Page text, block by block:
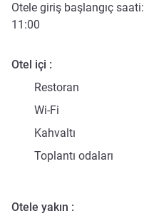
Otele giriş başlangıç saati:
11:00
Otel içi
Restoran
Wi-Fi
Kahvaltı
Toplantı odaları
Otele yakın